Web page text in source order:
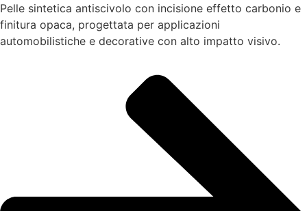
Pelle sintetica antiscivolo con incisione effetto carbonio e
finitura opaca, progettata per applicazioni
automobilistiche e decorative con alto impatto visivo.